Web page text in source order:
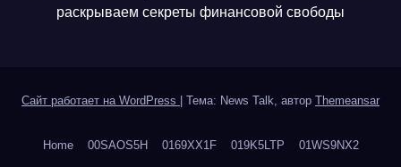
раскрываем секреты финансовой свободы
Сайт работает на WordPress Тема: News Talk, автор Themeansar
Home 00SAOS5H 0169XX1F 019K5LTP 01WS9NX2